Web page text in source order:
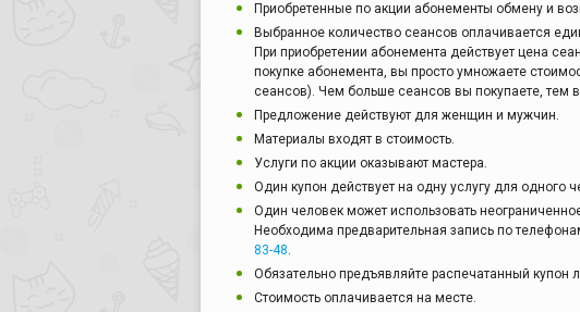
Приобретенные по акции абонементы обмену и
Выбранное количество сеансов оплачивается
При приобретении абонемента действует цена
покупке абонемента, вы просто умножаете
сеансов). Чем больше сеансов вы покупаете, тем
Предложение действуют для женщин и мужчин.
Материалы входят в стоимость.
Услуги по акции оказывают мастера.
Один купон действует на одну услугу для одного
Один человек может использовать
Необходима предварительная запись по
83-48.
Обязательно предъявляйте распечатанный купон
Стоимость оплачивается на месте.